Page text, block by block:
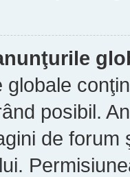
globale
posibil.
de forum